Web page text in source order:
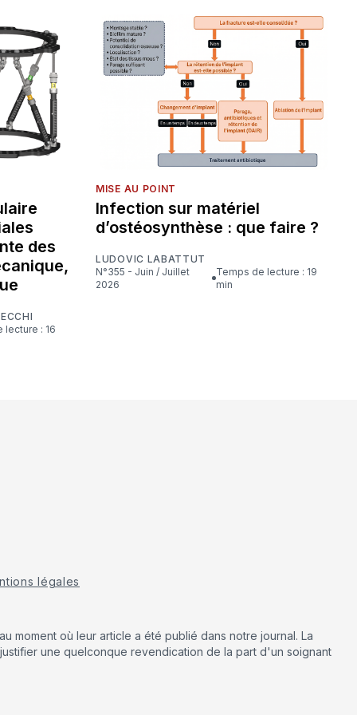
des
MISE AU POINT
Infection sur matériel
d’ostéosynthèse : que faire ?
LUDOVIC LABATTUT
N°355 - Juin / Juillet
2026
Temps de lecture : 19
min
légales
moment où leur article a été publié dans notre journal. La
une quelconque revendication de la part d'un soignant